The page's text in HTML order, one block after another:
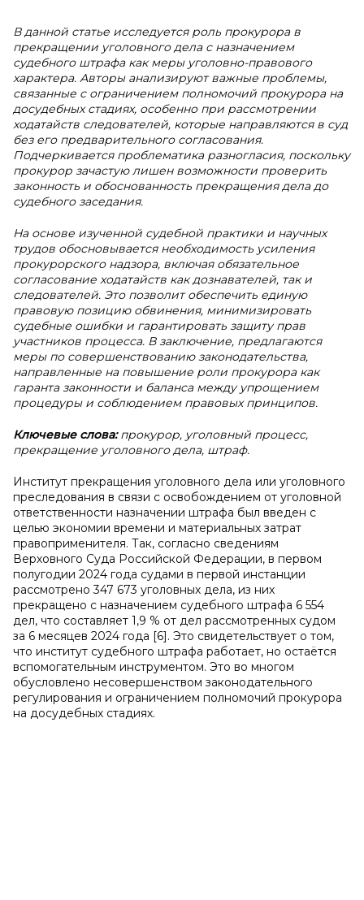
В данной статье исследуется роль прокурора в
прекращении уголовного дела с назначением
судебного штрафа как меры уголовно-правового
характера. Авторы анализируют важные проблемы,
связанные с ограничением полномочий прокурора на
досудебных стадиях, особенно при рассмотрении
ходатайств следователей, которые направляются в суд
без его предварительного согласования.
Подчеркивается проблематика разногласия, поскольку
прокурор зачастую лишен возможности проверить
законность и обоснованность прекращения дела до
судебного заседания.
На основе изученной судебной практики и научных
трудов обосновывается необходимость усиления
прокурорского надзора, включая обязательное
согласование ходатайств как дознавателей, так и
следователей. Это позволит обеспечить единую
правовую позицию обвинения, минимизировать
судебные ошибки и гарантировать защиту прав
участников процесса. В заключение, предлагаются
меры по совершенствованию законодательства,
направленные на повышение роли прокурора как
гаранта законности и баланса между упрощением
процедуры и соблюдением правовых принципов.
Ключевые слова:прокурор, уголовный процесс,
прекращение уголовного дела, штраф.
Институт прекращения уголовного дела или уголовного
преследования в связи с освобождением от уголовной
ответственности назначении штрафа был введен с
целью экономии времени и материальных затрат
правоприменителя. Так, согласно сведениям
Верховного Суда Российской Федерации, в первом
полугодии 2024 года судами в первой инстанции
рассмотрено 347 673 уголовных дела, из них
прекращено с назначением судебного штрафа 6 554
дел, что составляет 1,9 % от дел рассмотренных судом
за 6 месяцев 2024 года [6]. Это свидетельствует о том,
что институт судебного штрафа работает, но остаётся
вспомогательным инструментом. Это во многом
обусловлено несовершенством законодательного
регулирования и ограничением полномочий прокурора
на досудебных стадиях.